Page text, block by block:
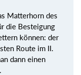
Matterhorn des
die Besteigung
können: der
Route im II.
dann einen